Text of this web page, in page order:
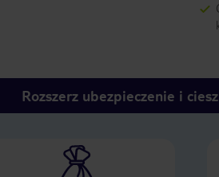
Rozszerz ubezpieczenie i